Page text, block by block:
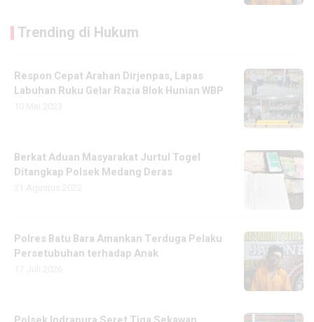
Trending di Hukum
Respon Cepat Arahan Dirjenpas, Lapas
Labuhan Ruku Gelar Razia Blok Hunian WBP
Berkat Aduan Masyarakat Jurtul Togel
Ditangkap Polsek Medang Deras
Polres Batu Bara Amankan Terduga Pelaku
Persetubuhan terhadap Anak